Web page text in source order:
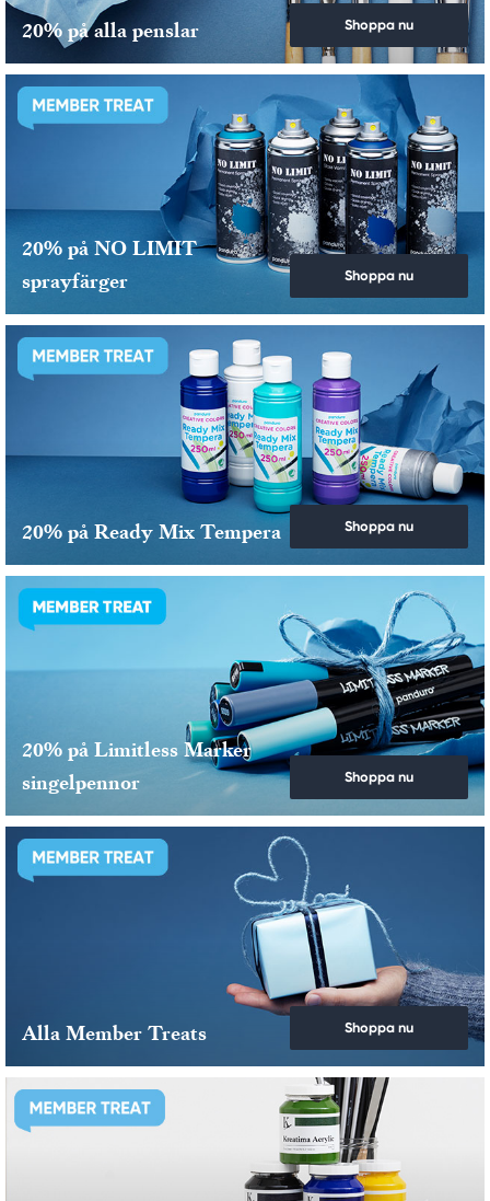
20% på alla penslar Shoppa nu
20% på NO LIMIT
sprayfärger
Shoppa nu
20% på Ready Mix Tempera Shoppa nu
20% på Limitless Marker
singelpennor
Shoppa nu
Alla Member Treats Shoppa nu